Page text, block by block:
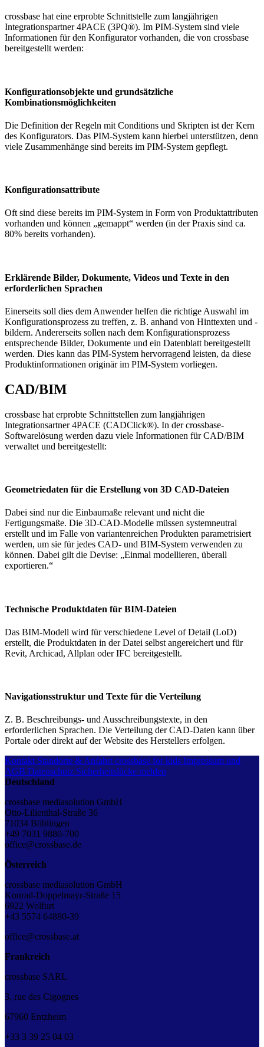
crossbase hat eine erprobte Schnittstelle zum langjährigen
Integrationspartner 4PACE (3PQ®). Im PIM-System sind viele
Informationen für den Konfigurator vorhanden, die von crossbase
bereitgestellt werden:
Konfigurationsobjekte und grundsätzliche
Kombinationsmöglichkeiten
Die Definition der Regeln mit Conditions und Skripten ist der Kern
des Konfigurators. Das PIM-System kann hierbei unterstützen, denn
viele Zusammenhänge sind bereits im PIM-System gepflegt.
Konfigurationsattribute
Oft sind diese bereits im PIM-System in Form von Produktattributen
vorhanden und können „gemappt“ werden (in der Praxis sind ca.
80% bereits vorhanden).
Erklärende Bilder, Dokumente, Videos und Texte in den
erforderlichen Sprachen
Einerseits soll dies dem Anwender helfen die richtige Auswahl im
Konfigurationsprozess zu treffen, z. B. anhand von Hinttexten und -
bildern. Andererseits sollen nach dem Konfigurationsprozess
entsprechende Bilder, Dokumente und ein Datenblatt bereitgestellt
werden. Dies kann das PIM-System hervorragend leisten, da diese
Produktinformationen originär im PIM-System vorliegen.
CAD/BIM
crossbase hat erprobte Schnittstellen zum langjährigen
Integrationsartner 4PACE (CADClick®). In der crossbase-
Softwarelösung werden dazu viele Informationen für CAD/BIM
verwaltet und bereitgestellt:
Geometriedaten für die Erstellung von 3D CAD-Dateien
Dabei sind nur die Einbaumaße relevant und nicht die
Fertigungsmaße. Die 3D-CAD-Modelle müssen systemneutral
erstellt und im Falle von variantenreichen Produkten parametrisiert
werden, um sie für jedes CAD- und BIM-System verwenden zu
können. Dabei gilt die Devise: „Einmal modellieren, überall
exportieren.“
Technische Produktdaten für BIM-Dateien
Das BIM-Modell wird für verschiedene Level of Detail (LoD)
erstellt, die Produktdaten in der Datei selbst angereichert und für
Revit, Archicad, Allplan oder IFC bereitgestellt.
Navigationsstruktur und Texte für die Verteilung
Z. B. Beschreibungs- und Ausschreibungstexte, in den
erforderlichen Sprachen. Die Verteilung der CAD-Daten kann über
Portale oder direkt auf der Website des Herstellers erfolgen.
Kontakt Standorte & Anfahrt crossbase for kids Impressum und
AGB Datenschutz Sicherheitslücke melden
Deutschland
crossbase mediasolution GmbH
Otto-Lilienthal-Straße 36
71034 Böblingen
+49 7031 9880-700
office@crossbase.de
Österreich
crossbase mediasolution GmbH
Konrad-Doppelmayr-Straße 15
6922 Wolfurt
+43 5574 64880-39
office@crossbase.at
Frankreich
crossbase SARL
3, rue des Cigognes
67960 Entzheim
+33 3 39 25 04 03